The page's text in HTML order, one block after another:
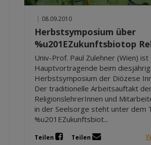
| 08.09.2010
Herbstsymposium über
%u201EZukunftsbiotop
Univ-Prof. Paul Zulehner (Wien)
Hauptvortragende beim
Herbstsymposium der Diözese
Der traditionelle Arbeitsauftakt
ReligionslehrerInnen und
in der Seelsorge steht unter dem
%u201EZukunftsbiot...
Teilen Teilen